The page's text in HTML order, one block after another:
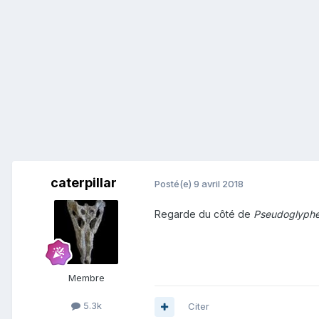
caterpillar
Membre
5.3k
Posté(e) 9 avril 2018
Regarde du côté de
Citer